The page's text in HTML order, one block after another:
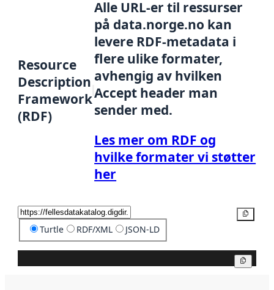
Resource
Description
Framework
(RDF)
Alle URL-er til ressurser
på data.norge.no kan
levere RDF-metadata i
flere ulike formater,
avhengig av hvilken
Accept header man
sender med.
Les mer om RDF og
hvilke formater vi støtter
her
Turtle RDF/XML JSON-LD